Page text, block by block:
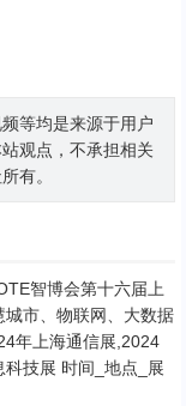
等均是来源于用户
观点，不承担相关
有。